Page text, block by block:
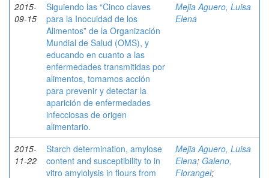
2015-
09-15
Siguiendo las “Cinco claves
para la Inocuidad de los
Alimentos” de la Organización
Mundial de Salud (OMS), y
educando en cuanto a las
enfermedades transmitidas por
alimentos, tomamos acción
para prevenir y detectar la
aparición de enfermedades
infecciosas de origen
alimentario.
Mejia Aguero, Luisa
Elena
2015-
11-22
Starch determination, amylose
content and susceptibility to in
vitro amylolysis in flours from
Mejia Aguero, Luisa
Elena; Galeno,
Florangel;